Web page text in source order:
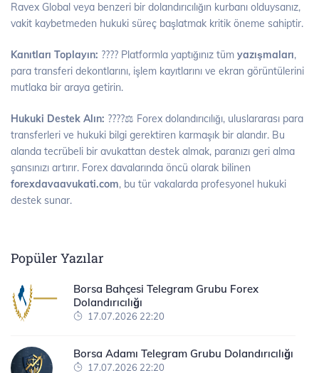
Ravex Global veya benzeri bir dolandırıcılığın kurbanı olduysanız,
vakit kaybetmeden hukuki süreç başlatmak kritik öneme sahiptir.
Kanıtları Toplayın: ???? Platformla yaptığınız tüm yazışmaları,
para transferi dekontlarını, işlem kayıtlarını ve ekran görüntülerini
mutlaka bir araya getirin.
Hukuki Destek Alın: ????‍⚖️ Forex dolandırıcılığı, uluslararası para
transferleri ve hukuki bilgi gerektiren karmaşık bir alandır. Bu
alanda tecrübeli bir avukattan destek almak, paranızı geri alma
şansınızı artırır. Forex davalarında öncü olarak bilinen
forexdavaavukati.com, bu tür vakalarda profesyonel hukuki
destek sunar.
Popüler Yazılar
Borsa Bahçesi Telegram Grubu Forex
Dolandırıcılığı
17.07.2026 22:20
Borsa Adamı Telegram Grubu Dolandırıcılığı
17.07.2026 22:20